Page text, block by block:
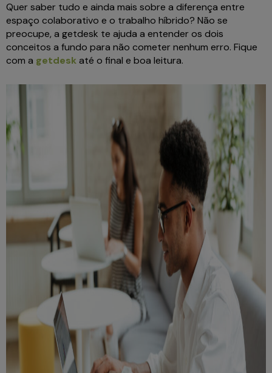
Quer saber tudo e ainda mais sobre a diferença entre
espaço colaborativo e o trabalho híbrido? Não se
preocupe, a getdesk te ajuda a entender os dois
conceitos a fundo para não cometer nenhum erro. Fique
com a getdeskaté o final e boa leitura.